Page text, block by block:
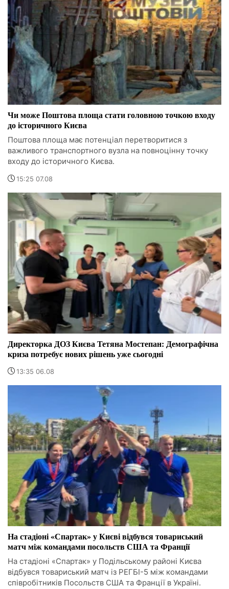
Чи може Поштова площа стати головною точкою входу
до історичного Києва
Поштова площа має потенціал перетворитися з
важливого транспортного вузла на повноцінну точку
входу до історичного Києва.
15:25 07.08
Директорка ДОЗ Києва Тетяна Мостепан: Демографічна
криза потребує нових рішень уже сьогодні
13:35 06.08
На стадіоні «Спартак» у Києві відбувся товариський
матч між командами посольств США та Франції
На стадіоні «Спартак» у Подільському районі Києва
відбувся товариський матч із РЕГБІ-5 між командами
співробітників Посольств США та Франції в Україні.